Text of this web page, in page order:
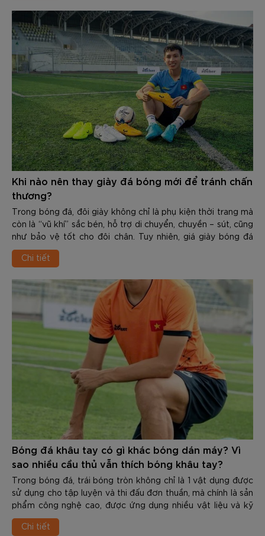
Khi nào nên thay giày đá bóng mới để tránh chấn
thương?
Trong bóng đá, đôi giày không chỉ là phụ kiện thời trang mà
còn là “vũ khí” sắc bén, hỗ trợ di chuyển, chuyền – sút, cũng
như bảo vệ tốt cho đôi chân. Tuy nhiên, giá giày bóng đá
chính hãng của các thương hiệu không hề rẻ, từ một tới vài
triệu. Do đó, nhiều người có thói quen dùng cho tới khi
thay. Đây là sai lầm nghiêm trọng, tiềm ẩn các chấn thương
nguy hiểm.
Việc nhận biết Khi nào nên thay giày đá bóng mới để tránh
chấn thương là kỹ năng quan trọng giúp bảo vệ đôi chân
cũng như duy trì phong độ đỉnh cao. Trong nội dung dưới
đây các bạn hãy cùng Zocker tìm hiểu chi tiết về chủ đề
này nhé.
Chi tiết
Bóng đá khâu tay có gì khác bóng dán máy? Vì
sao nhiều cầu thủ vẫn thích bóng khâu tay?
Trong bóng đá, trái bóng tròn không chỉ là 1 vật dụng được
sử dụng cho tập luyện và thi đấu đơn thuần, mà chính là sản
phẩm công nghệ cao, được ứng dụng nhiều vật liệu và kỹ
thuật tiên tiến. Trải qua hơn 1 thế kỉ kể từ khi “môn thể thao
vua” xuất hiện, công nghệ làm bóng đã có những bước tiến
Chi tiết